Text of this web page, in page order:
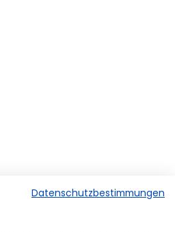
Datenschutzbestimmungen